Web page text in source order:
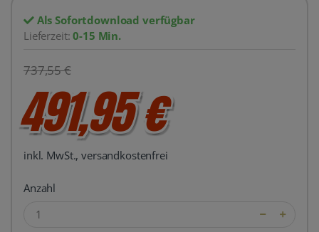
Als Sofortdownload verfügbar
Lieferzeit:0-15 Min.
737,55 €
491,95 €
inkl. MwSt., versandkostenfrei
Anzahl